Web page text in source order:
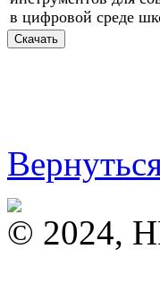
в цифровой среде
© 2024,